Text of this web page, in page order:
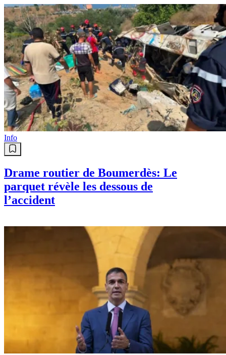
Info
Drame routier de Boumerdès: Le
parquet révèle les dessous de
l’accident